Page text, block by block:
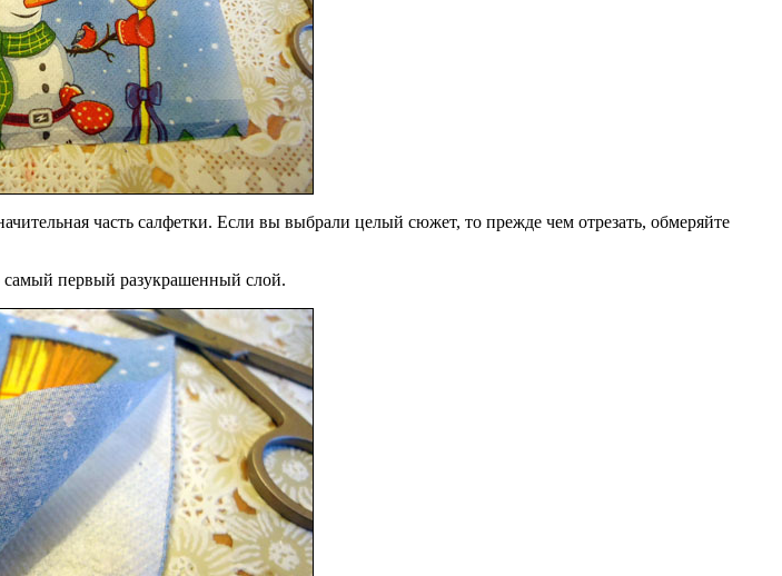
часть салфетки. Если вы выбрали целый сюжет, то прежде чем отрезать, обмеряйте
самый первый разукрашенный слой.